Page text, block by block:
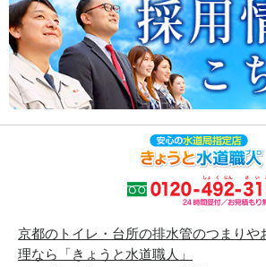
京都のトイレ・台所の排水管のつまりや
理なら「きょうと水道職人」